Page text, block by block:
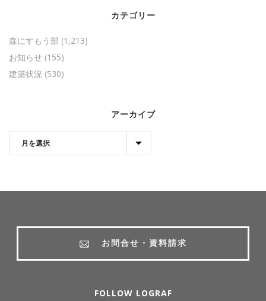
カテゴリー
森にすもう部 (1,213)
お知らせ (155)
建築状況 (530)
アーカイブ
お問合せ・資料請求
FOLLOW LOGRAF